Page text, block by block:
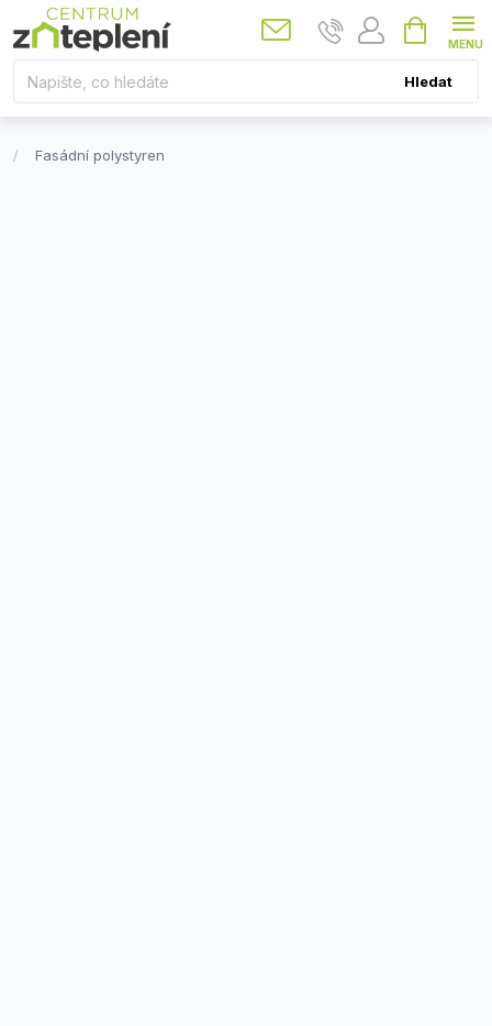
na
obsah
Hledat
Nákupní
košík
Fasádní polystyren